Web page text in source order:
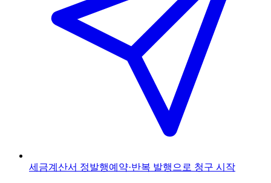
세금계산서 정발행예약·반복 발행으로 청구 시작